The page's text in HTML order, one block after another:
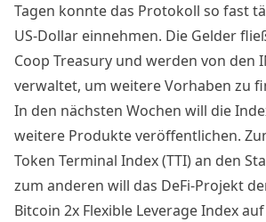
Tagen konnte das Protokoll so fast
US-Dollar einnehmen. Die Gelder
Coop Treasury und werden von den
verwaltet, um weitere Vorhaben zu
In den nächsten Wochen will die
weitere Produkte veröffentlichen.
Token Terminal Index (TTI)an den
zum anderen will das DeFi-Projekt
Bitcoin 2x Flexible Leverage Index